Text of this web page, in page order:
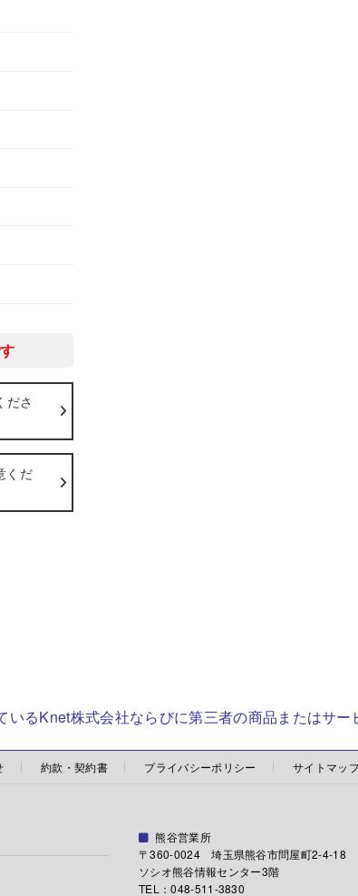
ださ
くだ
るKnet株式会社ならびに第三者の商品またはサー
約款・契約書 プライバシーポリシー サイトマッ
熊谷営業所
〒360-0024 埼玉県熊谷市問屋町2-4-18
ソシオ熊谷情報センター3階
TEL：048-511-3830